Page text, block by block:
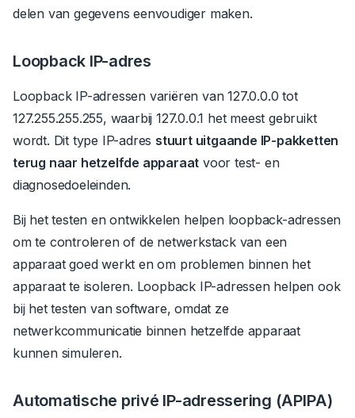
delen van gegevens eenvoudiger maken.
Loopback IP-adres
Loopback IP-adressen variëren van 127.0.0.0 tot
127.255.255.255, waarbij 127.0.0.1 het meest gebruikt
wordt. Dit type IP-adres stuurt uitgaande IP-pakketten
terug naar hetzelfde apparaat voor test- en
diagnosedoeleinden.
Bij het testen en ontwikkelen helpen loopback-adressen
om te controleren of de netwerkstack van een
apparaat goed werkt en om problemen binnen het
apparaat te isoleren. Loopback IP-adressen helpen ook
bij het testen van software, omdat ze
netwerkcommunicatie binnen hetzelfde apparaat
kunnen simuleren.
Automatische privé IP-adressering (APIPA)